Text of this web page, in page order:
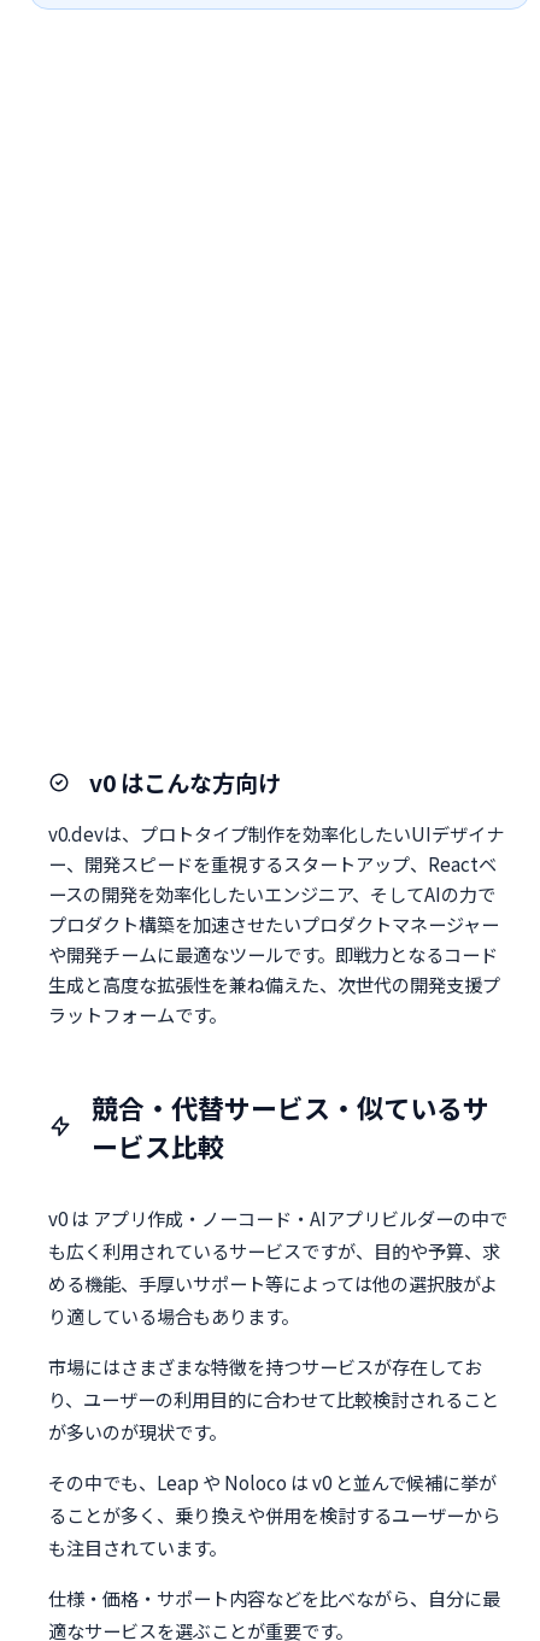
v0 はこんな方向け
v0.devは、プロトタイプ制作を効率化したいUIデザイナ
ー、開発スピードを重視するスタートアップ、Reactベ
ースの開発を効率化したいエンジニア、そしてAIの力で
プロダクト構築を加速させたいプロダクトマネージャー
や開発チームに最適なツールです。即戦力となるコード
生成と高度な拡張性を兼ね備えた、次世代の開発支援プ
ラットフォームです。
競合・代替サービス・似ているサ
ービス比較
v0 は アプリ作成・ノーコード・AIアプリビルダーの中で
も広く利用されているサービスですが、目的や予算、求
める機能、手厚いサポート等によっては他の選択肢がよ
り適している場合もあります。
市場にはさまざまな特徴を持つサービスが存在してお
り、ユーザーの利用目的に合わせて比較検討されること
が多いのが現状です。
その中でも、Leap や Noloco は v0 と並んで候補に挙が
ることが多く、乗り換えや併用を検討するユーザーから
も注目されています。
仕様・価格・サポート内容などを比べながら、自分に最
適なサービスを選ぶことが重要です。